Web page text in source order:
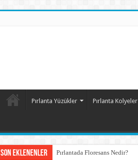
Pırlanta Yüzükler Pırlanta Kolyeler
Son Eklenenler Pırlantada Floresans Nedir?